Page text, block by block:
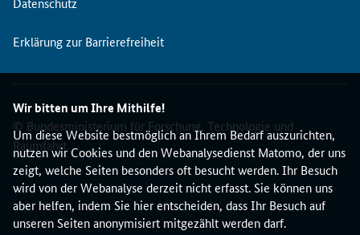
Wir bitten um Ihre Mithilfe!
Um diese Website bestmöglich an Ihrem Bedarf auszurichten,
nutzen wir Cookies und den Webanalysedienst Matomo, der uns
zeigt, welche Seiten besonders oft besucht werden. Ihr Besuch
wird von der Webanalyse derzeit nicht erfasst. Sie können uns
aber helfen, indem Sie hier entscheiden, dass Ihr Besuch auf
unseren Seiten anonymisiert mitgezählt werden darf.
Erklärung zur Barrierefreiheit
© Bundesministerium für Forschung, Technologie und
Raumfahrt